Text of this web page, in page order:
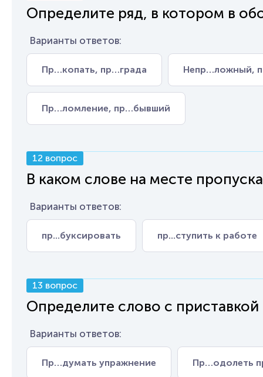
Определите ряд, в котором в
Варианты ответов:
Пр…копать, пр…града Непр…ложный,
Пр…ломление, пр…бывший
12 вопрос
В каком слове на месте
Варианты ответов:
пр...буксировать пр...ступить к работе
13 вопрос
Определите слово с
Варианты ответов:
Пр…думать упражнение Пр…одолеть